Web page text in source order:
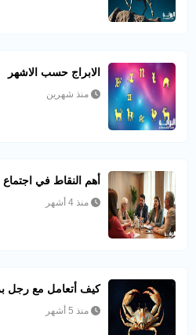
الابراج حسب الاشهر
منذ شهرين
أهم النقاط في اجتماع
منذ 4 أشهر
كيف أتعامل مع رجل
منذ 5 أشهر